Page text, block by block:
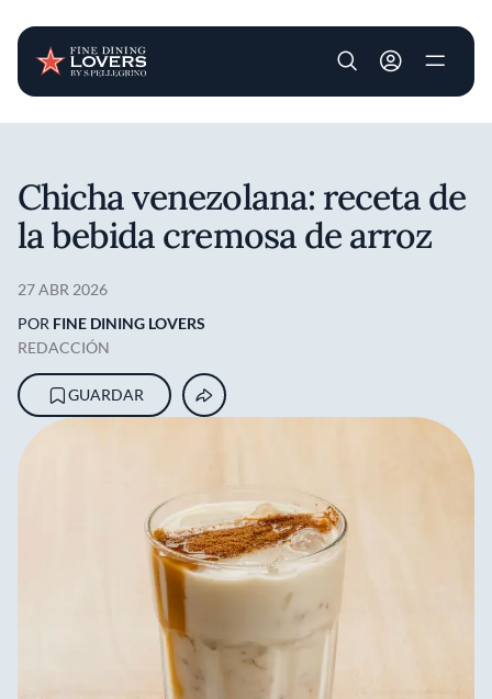
User account
Chicha venezolana: receta de
la bebida cremosa de arroz
27 ABR 2026
POR FINE DINING LOVERS
REDACCIÓN
GUARDAR